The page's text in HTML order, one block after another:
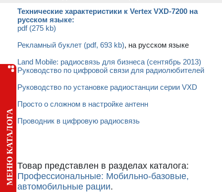
МЕНЮ КАТАЛОГА
Технические характеристики к Vertex VXD-7200 на
русском языке:
pdf (275 kb)
Рекламный буклет (pdf, 693 kb), на русском языке
Land Mobile: радиосвязь для бизнеса (сентябрь 2013)
Руководство по цифровой связи для радиолюбителей
Руководство по установке радиостанции серии VXD
Просто о сложном в настройке антенн
Проводник в цифровую радиосвязь
Товар представлен в разделах каталога:
Профессиональные: Мобильно-базовые,
автомобильные рации.